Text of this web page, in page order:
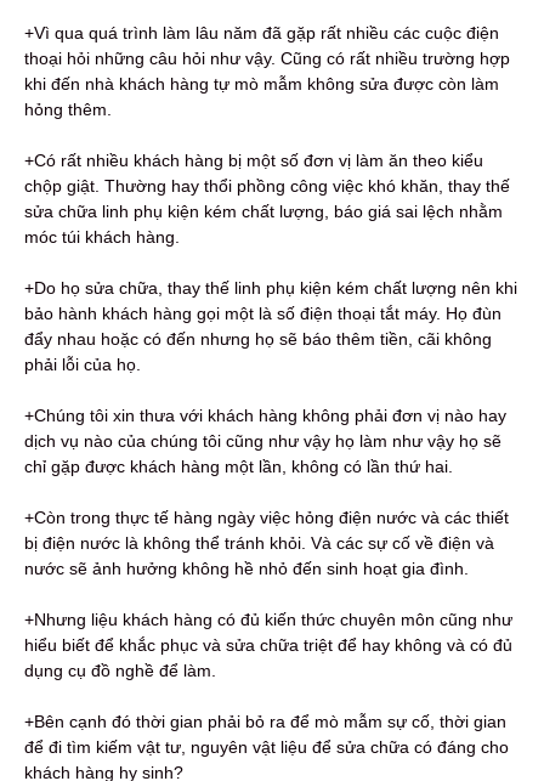
+Vì qua quá trình làm lâu năm đã gặp rất nhiều các cuộc điện
thoại hỏi những câu hỏi như vậy. Cũng có rất nhiều trường hợp
khi đến nhà khách hàng tự mò mẫm không sửa được còn làm
hỏng thêm.
+Có rất nhiều khách hàng bị một số đơn vị làm ăn theo kiểu
chộp giật. Thường hay thổi phồng công việc khó khăn, thay thế
sửa chữa linh phụ kiện kém chất lượng, báo giá sai lệch nhằm
móc túi khách hàng.
+Do họ sửa chữa, thay thế linh phụ kiện kém chất lượng nên khi
bảo hành khách hàng gọi một là số điện thoại tắt máy. Họ đùn
đẩy nhau hoặc có đến nhưng họ sẽ báo thêm tiền, cãi không
phải lỗi của họ.
+Chúng tôi xin thưa với khách hàng không phải đơn vị nào hay
dịch vụ nào của chúng tôi cũng như vậy họ làm như vậy họ sẽ
chỉ gặp được khách hàng một lần, không có lần thứ hai.
+Còn trong thực tế hàng ngày việc hỏng điện nước và các thiết
bị điện nước là không thể tránh khỏi. Và các sự cố về điện và
nước sẽ ảnh hưởng không hề nhỏ đến sinh hoạt gia đình.
+Nhưng liệu khách hàng có đủ kiến thức chuyên môn cũng như
hiểu biết để khắc phục và sửa chữa triệt để hay không và có đủ
dụng cụ đồ nghề để làm.
+Bên cạnh đó thời gian phải bỏ ra để mò mẫm sự cố, thời gian
để đi tìm kiếm vật tư, nguyên vật liệu để sửa chữa có đáng cho
khách hàng hy sinh?